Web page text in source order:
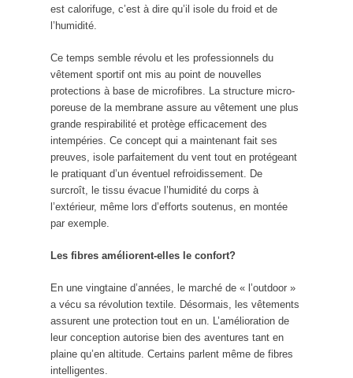
est calorifuge, c’est à dire qu’il isole du froid et de
l’humidité.
Ce temps semble révolu et les professionnels du
vêtement sportif ont mis au point de nouvelles
protections à base de microfibres. La structure micro-
poreuse de la membrane assure au vêtement une plus
grande respirabilité et protège efficacement des
intempéries. Ce concept qui a maintenant fait ses
preuves, isole parfaitement du vent tout en protégeant
le pratiquant d’un éventuel refroidissement. De
surcroît, le tissu évacue l’humidité du corps à
l’extérieur, même lors d’efforts soutenus, en montée
par exemple.
Les fibres améliorent-elles le confort?
En une vingtaine d’années, le marché de « l’outdoor »
a vécu sa révolution textile. Désormais, les vêtements
assurent une protection tout en un. L’amélioration de
leur conception autorise bien des aventures tant en
plaine qu’en altitude. Certains parlent même de fibres
intelligentes.